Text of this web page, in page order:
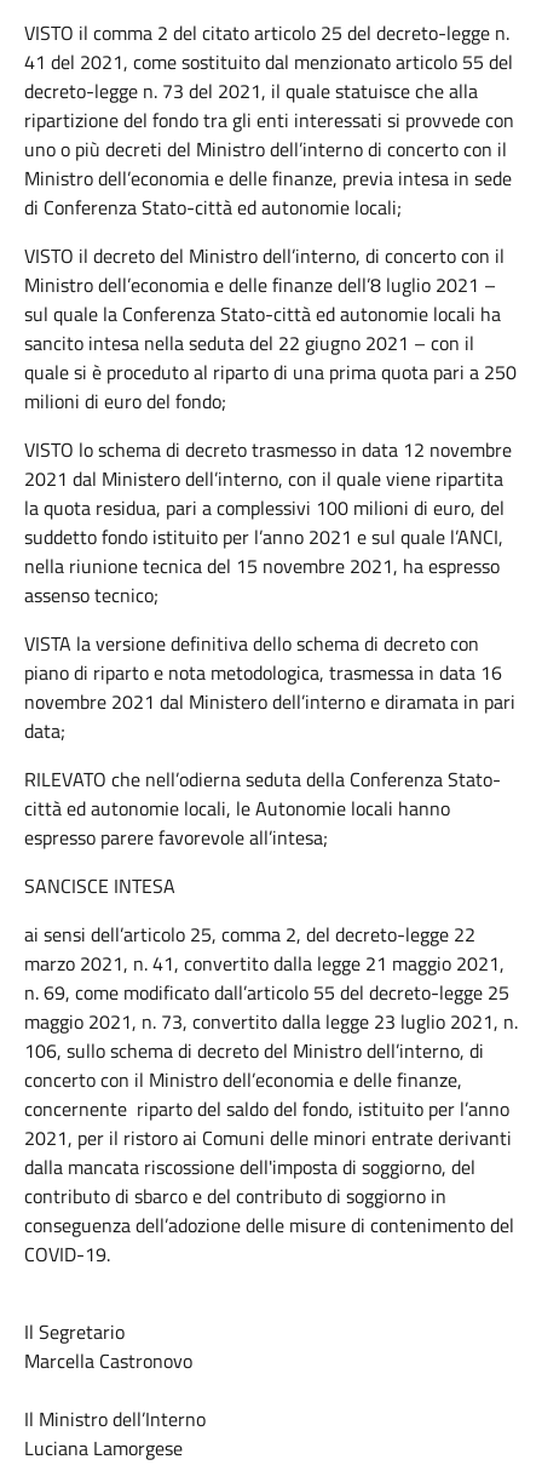
VISTO il comma 2 del citato articolo 25 del decreto-legge n.
41 del 2021, come sostituito dal menzionato articolo 55 del
decreto-legge n. 73 del 2021, il quale statuisce che alla
ripartizione del fondo tra gli enti interessati si provvede con
uno o più decreti del Ministro dell’interno di concerto con il
Ministro dell’economia e delle finanze, previa intesa in sede
di Conferenza Stato-città ed autonomie locali;
VISTO il decreto del Ministro dell’interno, di concerto con il
Ministro dell’economia e delle finanze dell’8 luglio 2021 –
sul quale la Conferenza Stato-città ed autonomie locali ha
sancito intesa nella seduta del 22 giugno 2021 – con il
quale si è proceduto al riparto di una prima quota pari a 250
milioni di euro del fondo;
VISTO lo schema di decreto trasmesso in data 12 novembre
2021 dal Ministero dell’interno, con il quale viene ripartita
la quota residua, pari a complessivi 100 milioni di euro, del
suddetto fondo istituito per l’anno 2021 e sul quale l’ANCI,
nella riunione tecnica del 15 novembre 2021, ha espresso
assenso tecnico;
VISTA la versione definitiva dello schema di decreto con
piano di riparto e nota metodologica, trasmessa in data 16
novembre 2021 dal Ministero dell’interno e diramata in pari
data;
RILEVATO che nell’odierna seduta della Conferenza Stato-
città ed autonomie locali, le Autonomie locali hanno
espresso parere favorevole all’intesa;
SANCISCE INTESA
ai sensi dell’articolo 25, comma 2, del decreto-legge 22
marzo 2021, n. 41, convertito dalla legge 21 maggio 2021,
n. 69, come modificato dall’articolo 55 del decreto-legge 25
maggio 2021, n. 73, convertito dalla legge 23 luglio 2021, n.
106, sullo schema di decreto del Ministro dell’interno, di
concerto con il Ministro dell’economia e delle finanze,
concernente riparto del saldo del fondo, istituito per l’anno
2021, per il ristoro ai Comuni delle minori entrate derivanti
dalla mancata riscossione dell'imposta di soggiorno, del
contributo di sbarco e del contributo di soggiorno in
conseguenza dell’adozione delle misure di contenimento del
COVID-19.
Il Segretario
Marcella Castronovo
Il Ministro dell’Interno
Luciana Lamorgese